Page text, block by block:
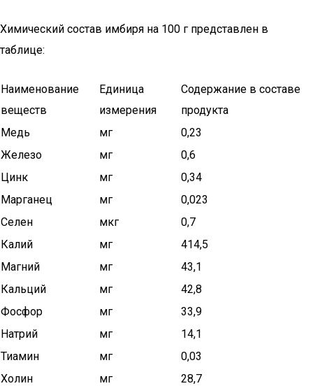
Химический состав имбиря на 100 г представлен в
таблице:
Наименование
веществ
Единица
измерения
Содержание в составе
продукта
Медь
мг
0,23
Железо
мг
0,6
Цинк
мг
0,34
Марганец
мг
0,023
Селен
мкг
0,7
Калий
мг
414,5
Магний
мг
43,1
Кальций
мг
42,8
Фосфор
мг
33,9
Натрий
мг
14,1
Тиамин
мг
0,03
Холин
мг 28,7